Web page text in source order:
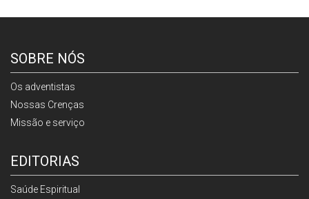
SOBRE NÓS
Os adventistas
Nossas Crenças
Missão e serviço
EDITORIAS
Saúde Espiritual